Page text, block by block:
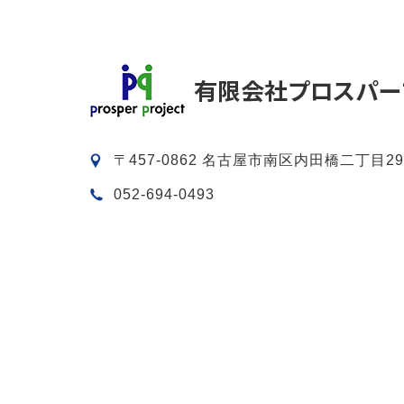
〒457-0862 名古屋市南区内田橋二丁目
052-694-0493